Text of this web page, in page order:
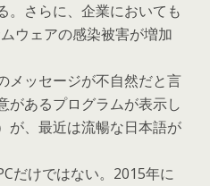
。さらに、企業においても
ウェアの感染被害が増加
メッセージが不自然だと言
があるプログラムが表示し
が、最近は流暢な日本語が
だけではない。2015年に